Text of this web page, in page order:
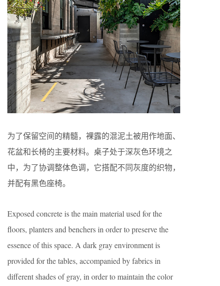
为了保留空间的精髓，裸露的混泥土被用作地面、
花盆和长椅的主要材料。桌子处于深灰色环境之
中，为了协调整体色调，它搭配不同灰度的织物，
并配有黑色座椅。
Exposed concrete is the main material used for the
floors, planters and benchers in order to preserve the
essence of this space. A dark gray environment is
provided for the tables, accompanied by fabrics in
different shades of gray, in order to maintain the color